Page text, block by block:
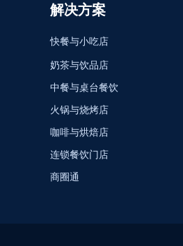
解决方案
快餐与小吃店
奶茶与饮品店
中餐与桌台餐饮
火锅与烧烤店
咖啡与烘焙店
连锁餐饮门店
商圈通